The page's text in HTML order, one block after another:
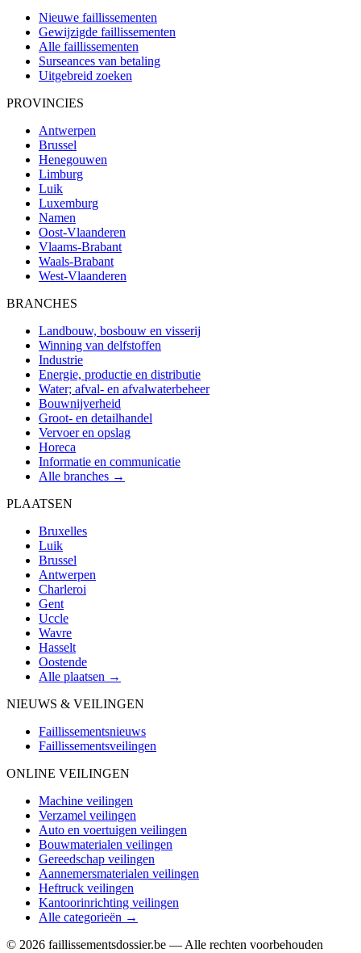
Nieuwe faillissementen
Gewijzigde faillissementen
Alle faillissementen
Surseances van betaling
Uitgebreid zoeken
PROVINCIES
Antwerpen
Brussel
Henegouwen
Limburg
Luik
Luxemburg
Namen
Oost-Vlaanderen
Vlaams-Brabant
Waals-Brabant
West-Vlaanderen
BRANCHES
Landbouw, bosbouw en visserij
Winning van delfstoffen
Industrie
Energie, productie en distributie
Water; afval- en afvalwaterbeheer
Bouwnijverheid
Groot- en detailhandel
Vervoer en opslag
Horeca
Informatie en communicatie
Alle branches →
PLAATSEN
Bruxelles
Luik
Brussel
Antwerpen
Charleroi
Gent
Uccle
Wavre
Hasselt
Oostende
Alle plaatsen →
NIEUWS & VEILINGEN
Faillissementsnieuws
Faillissementsveilingen
ONLINE VEILINGEN
Machine veilingen
Verzamel veilingen
Auto en voertuigen veilingen
Bouwmaterialen veilingen
Gereedschap veilingen
Aannemersmaterialen veilingen
Heftruck veilingen
Kantoorinrichting veilingen
Alle categorieën →
© 2026 faillissementsdossier.be — Alle rechten voorbehouden